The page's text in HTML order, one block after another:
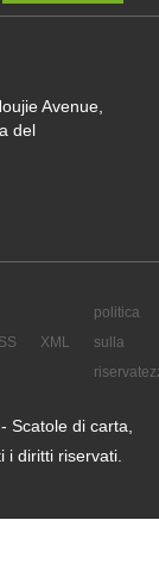
Avenue,
del
XML
politica
sulla
Scatole di carta,
i diritti riservati.